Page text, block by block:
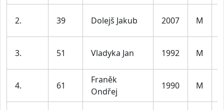
2. 39 Dolejš Jakub 2007 M
3. 51 Vladyka Jan 1992 M
4. 61
Franěk
Ondřej
1990 M